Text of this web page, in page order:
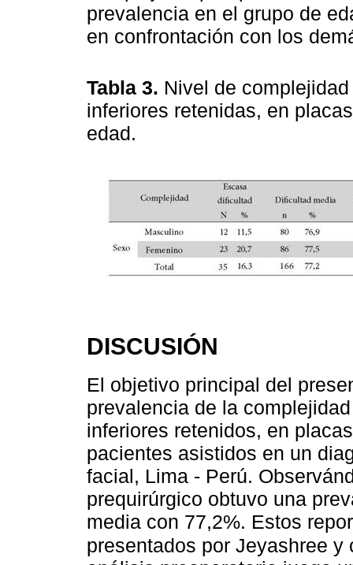
prevalencia en el grupo de
en confrontación con los
Tabla 3. Nivel de
inferiores retenidas, en
edad.
DISCUSIÓN
El objetivo principal del
prevalencia de la
inferiores retenidos, en
pacientes asistidos en un
facial, Lima - Perú.
prequirúrgico obtuvo una
media con 77,2%. Estos
presentados por Jeyashree y